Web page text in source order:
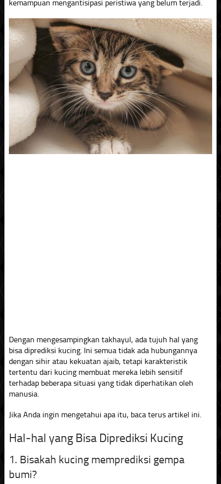
kemampuan mengantisipasi peristiwa yang belum terjadi.
Dengan mengesampingkan takhayul, ada tujuh hal yang
bisa diprediksi kucing. Ini semua tidak ada hubungannya
dengan sihir atau kekuatan ajaib, tetapi karakteristik
tertentu dari kucing membuat mereka lebih sensitif
terhadap beberapa situasi yang tidak diperhatikan oleh
manusia.
Jika Anda ingin mengetahui apa itu, baca terus artikel ini.
Hal-hal yang Bisa Diprediksi Kucing
1. Bisakah kucing memprediksi gempa
bumi?